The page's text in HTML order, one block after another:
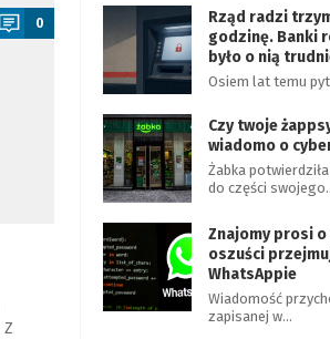
0
Rząd radzi
godzinę. Banki
było o nią
Osiem lat temu
Czy twoje
wiadomo o
Żabka
do części
Znajomy prosi o
oszuści
WhatsAppie
Wiadomość
zapisanej w…